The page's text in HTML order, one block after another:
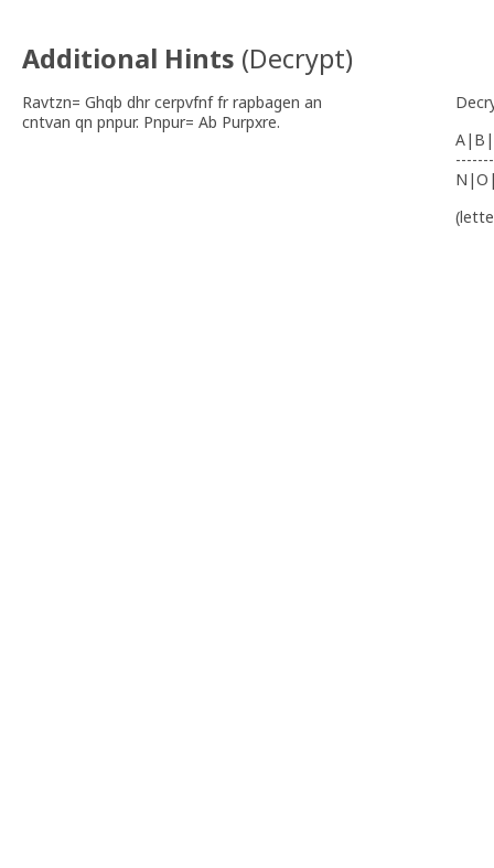
Additional Hints (Decrypt)
Ravtzn= Ghqb dhr cerpvfnf fr rapbagen an
cntvan qn pnpur. Pnpur= Ab Purpxre.